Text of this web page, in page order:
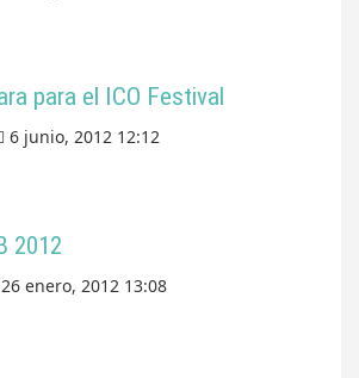
para el ICO Festival
6 junio, 2012 12:12
2012
26 enero, 2012 13:08